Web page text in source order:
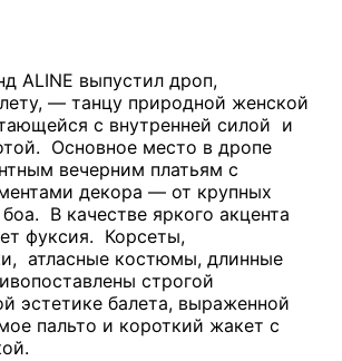
ALINE выпустил дроп,
— танцу природной женской
с внутренней силой и
Основное место в дропе
вечерним платьям с
декора — от крупных
В качестве яркого акцента
фуксия. Корсеты,
атласные костюмы, длинные
строгой
эстетике балета, выраженной
пальто и короткий жакет с